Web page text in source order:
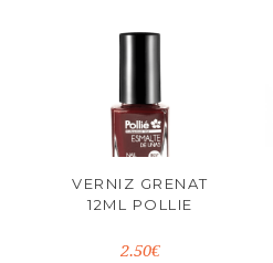
VERNIZ GRENAT
12ML POLLIE
2.50€